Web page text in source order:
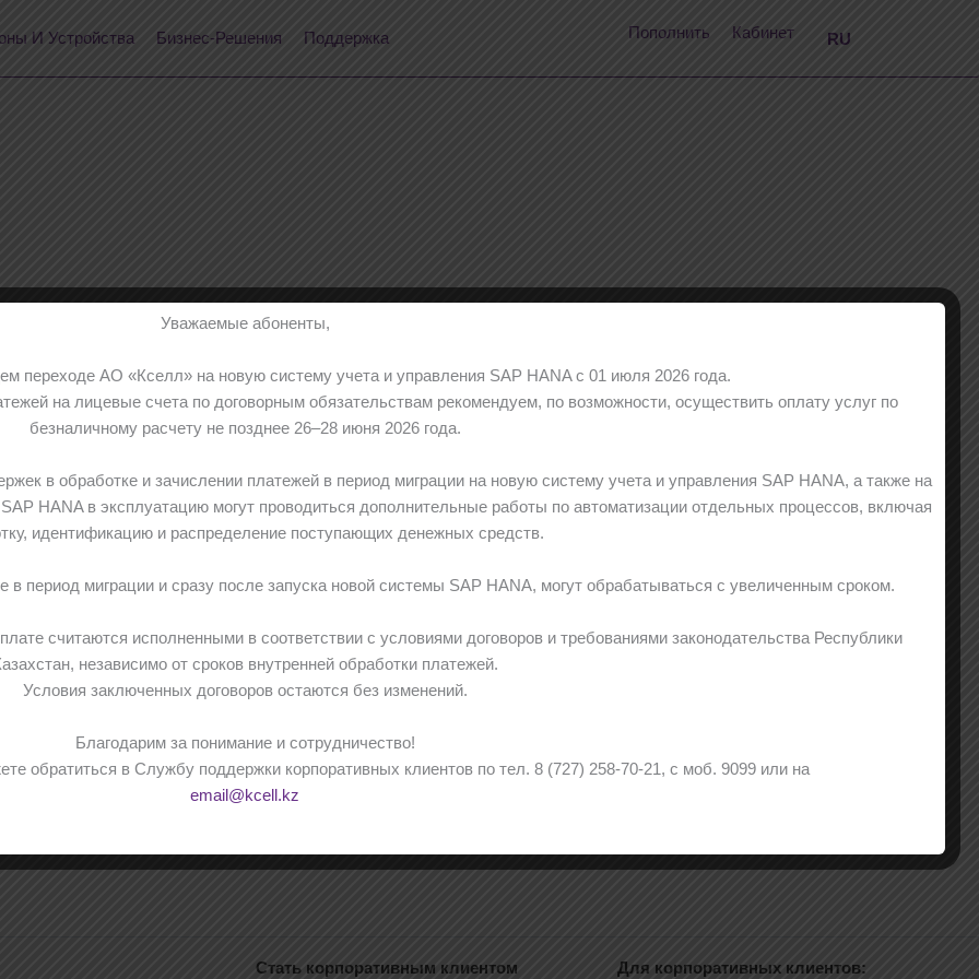
И Устройства Бизнес-Решения Поддержка Пополнить Кабинет RU
KK
Стать корпоративным клиентом Для корпоративных клиентов:
Уважаемые абоненты,
переходе АО «Кселл» на новую систему учета и управления SAP HANA с 01 июля 2026 года.
на лицевые счета по договорным обязательствам рекомендуем, по возможности, осуществить оплату услуг по
безналичному расчету не позднее 26–28 июня 2026 года.
в обработке и зачислении платежей в период миграции на новую систему учета и управления SAP HANA, а также на
HANA в эксплуатацию могут проводиться дополнительные работы по автоматизации отдельных процессов, включая
идентификацию и распределение поступающих денежных средств.
период миграции и сразу после запуска новой системы SAP HANA, могут обрабатываться с увеличенным сроком.
считаются исполненными в соответствии с условиями договоров и требованиями законодательства Республики
независимо от сроков внутренней обработки платежей.
Условия заключенных договоров остаются без изменений.
Благодарим за понимание и сотрудничество!
обратиться в Службу поддержки корпоративных клиентов по тел. 8 (727) 258-70-21, с моб. 9099 или на
email@kcell.kz